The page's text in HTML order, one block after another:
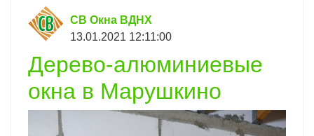
СВ Окна ВДНХ
13.01.2021 12:11:00
Дерево-алюминиевые
окна в Марушкино